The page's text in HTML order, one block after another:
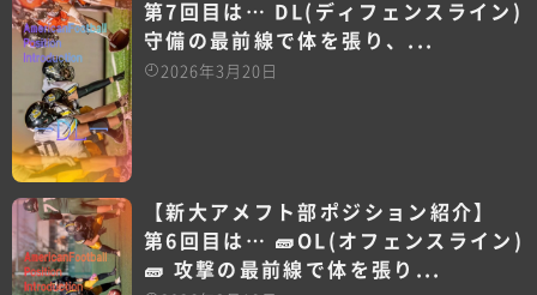
第7回目は… DL(ディフェンスライン)
守備の最前線で体を張り、...
2026年3月20日
【新大アメフト部ポジション紹介】
第6回目は… 🧱OL(オフェンスライン)
🧱 攻撃の最前線で体を張り...